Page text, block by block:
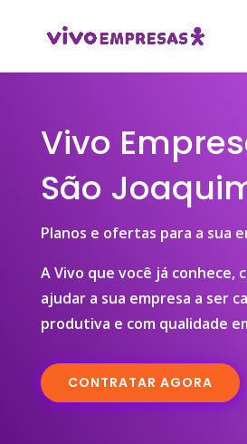
Vivo
São
Planos e ofertas para a sua
A Vivo que você já conhece,
ajudar a sua empresa a ser
produtiva e com qualidade
CONTRATAR AGORA